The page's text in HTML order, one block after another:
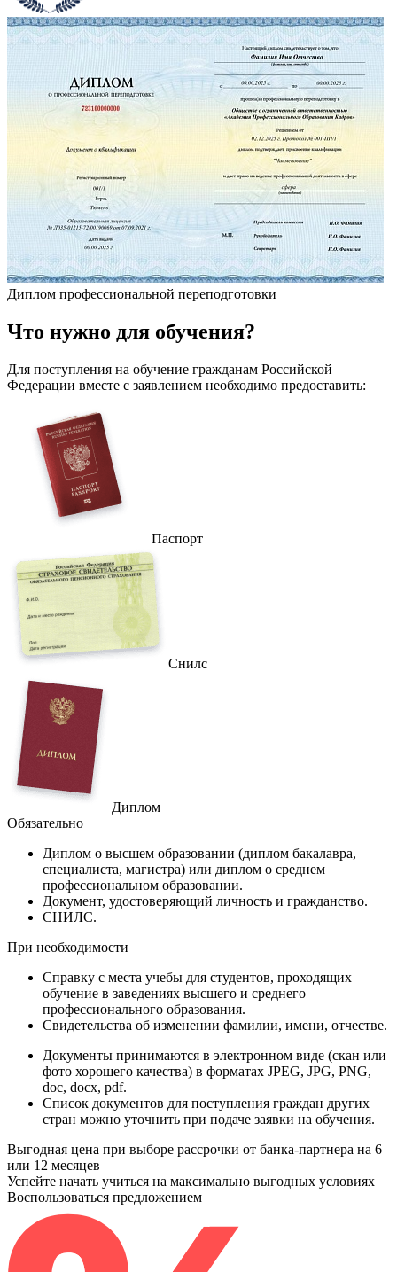
Диплом профессиональной переподготовки
Что нужно для обучения?
Для поступления на обучение гражданам Российской
Федерации вместе с заявлением необходимо предоставить:
Паспорт
Снилс
Диплом
Обязательно
Диплом о высшем образовании (диплом бакалавра,
специалиста, магистра) или диплом о среднем
профессиональном образовании.
Документ, удостоверяющий личность и гражданство.
СНИЛС.
При необходимости
Справку с места учебы для студентов, проходящих
обучение в заведениях высшего и среднего
профессионального образования.
Свидетельства об изменении фамилии, имени, отчестве.
Документы принимаются в электронном виде (скан или
фото хорошего качества) в форматах JPEG, JPG, PNG,
doc, docx, pdf.
Список документов для поступления граждан других
стран можно уточнить при подаче заявки на обучения.
Выгодная цена при выборе рассрочки от банка-партнера на 6
или 12 месяцев
Успейте начать учиться на максимально выгодных условиях
Воспользоваться предложением